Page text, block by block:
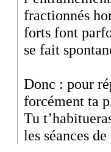
fractionnés
forts font
se fait
Donc : pour
forcément ta
Tu
les séances